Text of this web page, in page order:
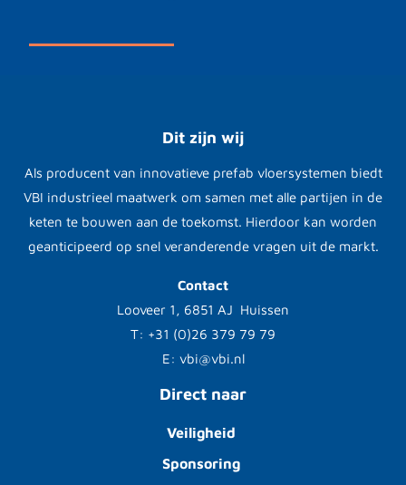
Dit zijn wij
Als producent van innovatieve prefab vloersystemen biedt
VBI industrieel maatwerk om samen met alle partijen in de
keten te bouwen aan de toekomst. Hierdoor kan worden
geanticipeerd op snel veranderende vragen uit de markt.
Contact
Looveer 1, 6851 AJ Huissen
T: +31 (0)26 379 79 79
E: vbi@vbi.nl
Direct naar
Veiligheid
Sponsoring